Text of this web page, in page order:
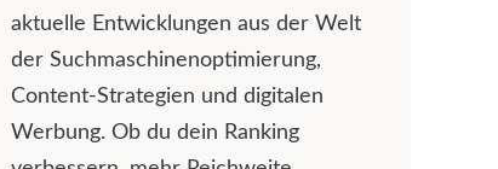
aktuelle Entwicklungen aus der Welt
der Suchmaschinenoptimierung,
Content-Strategien und digitalen
Werbung. Ob du dein Ranking